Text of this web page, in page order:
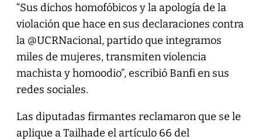
“Sus dichos homofóbicos y la apología de la
violación que hace en sus declaraciones contra
la @UCRNacional, partido que integramos
miles de mujeres, transmiten violencia
machista y homoodio”, escribió Banfi en sus
redes sociales.
Las diputadas firmantes reclamaron que se le
aplique a Tailhade el artículo 66 del